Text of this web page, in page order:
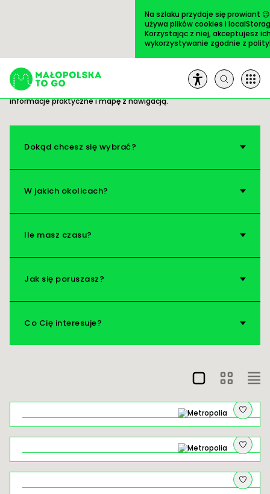
treści
Nad wodę!
Trasy
Gotowe pomysły na wycieczki. Wszystko masz
pod ręką: opis i zdjęcia ciekawych miejsc,
informacje praktyczne i mapę z nawigacją.
ULUBIONE
Dokąd chcesz się wybrać?
W jakich okolicach?
Ile masz czasu?
Jak się poruszasz?
Co Cię interesuje?
Na pograniczu: o czym szumią młyny
Zanurz się w leśnej kąpieli Doliny
Mnikowskiej
Na szlaku przydaje się prowiant
używa plików cookies i
Korzystając z niej, akceptujesz
wykorzystywanie zgodnie z